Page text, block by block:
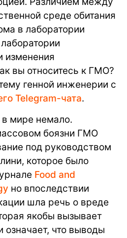
среде обитания
в лаборатории
изменения
вы относитесь к ГМО?
генной инженерии с
Telegram-чата.
мире немало.
боязни ГМО
под руководством
которое было
Food and
но впоследствии
шла речь о вреде
якобы вызывает
означает, что выводы